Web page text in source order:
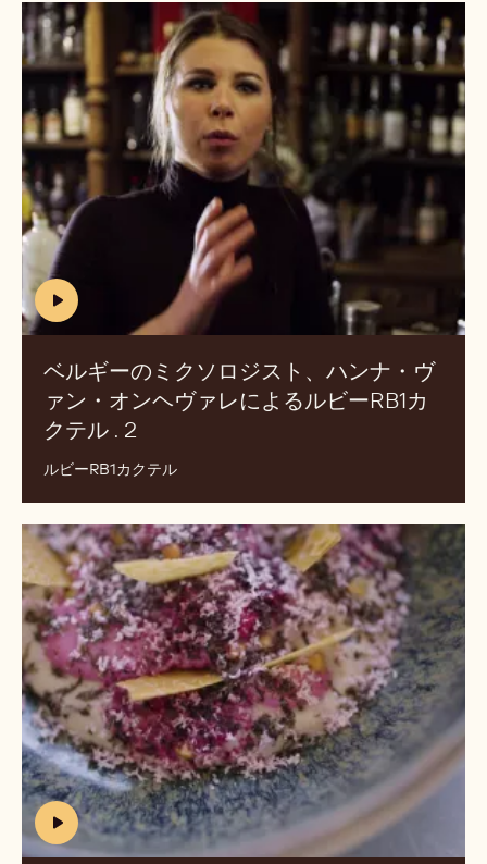
ヘ
ヴ
ァ
レ
に
よ
る
ル
ビ
ー
RB1
カ
ク (includes
ベルギーのミクソロジスト、ハンナ・ヴ
ァン・オンヘヴァレによるルビーRB1カ
クテル . 2
VIDEO)
ルビーRB1カクテル
ベ
ル
ギ
ー
の
ミ
ク
ソ
ロ
ジ
ス
ト、
ハ
ナ・
ン・
ヘ
ヴ
ァ
レ
に
よ
る
ル
ビ
ー
RB1
カ
ク
(includes
ダ
ッ
チ
シ
ェ
フ
の
セ
ル
ヒ
オ・
ハ
ー